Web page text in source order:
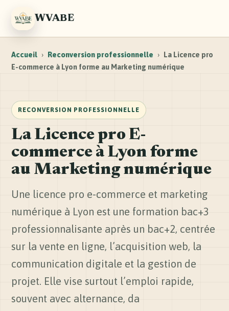
WVABE
Accueil › Reconversion professionnelle ›
La Licence pro
E-commerce à Lyon forme au Marketing numérique
RECONVERSION PROFESSIONNELLE
La Licence pro E-
commerce à Lyon forme
au Marketing numérique
Une licence pro e-commerce et marketing
numérique à Lyon est une formation bac+3
professionnalisante après un bac+2, centrée
sur la vente en ligne, l’acquisition web, la
communication digitale et la gestion de
projet. Elle vise surtout l’emploi rapide,
souvent avec alternance, da